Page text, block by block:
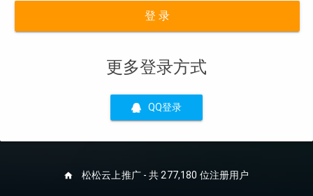
登 录
更多登录方式
QQ登录
松松云上推广 - 共 277,180 位注册用户